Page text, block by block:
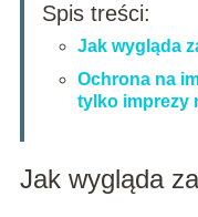
Spis treści:
Jak wygląda
Ochrona na
tylko imprezy
Jak wygląda